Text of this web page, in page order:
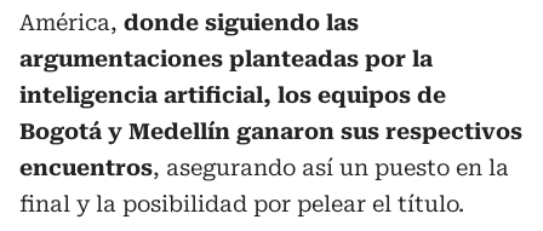
América, donde siguiendo las
argumentaciones planteadas por la
inteligencia artificial, los equipos de
Bogotá y Medellín ganaron sus respectivos
encuentros, asegurando así un puesto en la
final y la posibilidad por pelear el título.